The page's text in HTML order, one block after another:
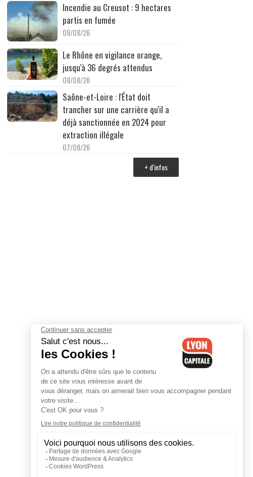
Incendie au Creusot : 9 hectares
partis en fumée
08/08/26
Le Rhône en vigilance orange,
jusqu'à 36 degrés attendus
08/08/26
Saône-et-Loire : l'État doit
trancher sur une carrière qu'il a
déjà sanctionnée en 2024 pour
extraction illégale
07/08/26
+ d'infos